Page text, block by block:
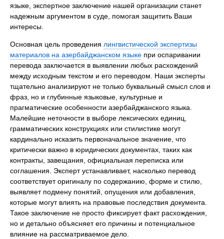
языке, экспертное заключение нашей организации станет
надежным аргументом в суде, помогая защитить Ваши
интересы.
Основная цель проведения лингвистической экспертизы
материалов на азербайджанском языке при оспаривании
перевода заключается в выявлении любых расхождений
между исходным текстом и его переводом. Наши эксперты
тщательно анализируют не только буквальный смысл слов и
фраз, но и глубинные языковые, культурные и
прагматические особенности азербайджанского языка.
Малейшие неточности в выборе лексических единиц,
грамматических конструкциях или стилистике могут
кардинально исказить первоначальное значение, что
критически важно в юридических документах, таких как
контракты, завещания, официальная переписка или
соглашения. Эксперт устанавливает, насколько перевод
соответствует оригиналу по содержанию, форме и стилю,
выявляет подмену понятий, опущения или добавления,
которые могут влиять на правовые последствия документа.
Такое заключение не просто фиксирует факт расхождения,
но и детально объясняет его причины и потенциальное
влияние на рассматриваемое дело.